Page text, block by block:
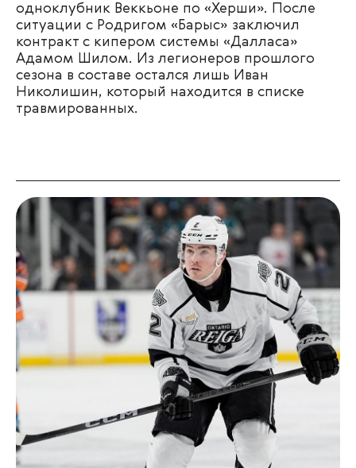
одноклубник Веккьоне по «Херши». После
ситуации с Родригом «Барыс» заключил
контракт с кипером системы «Далласа»
Адамом Шилом. Из легионеров прошлого
сезона в составе остался лишь Иван
Николишин, который находится в списке
травмированных.